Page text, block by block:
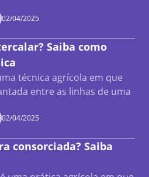
02/04/2025
Saiba como
técnica agrícola em que
entre as linhas de uma
02/04/2025
consorciada? Saiba